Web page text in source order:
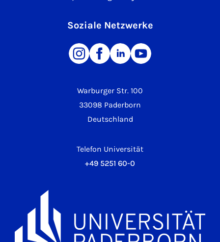
Warburger Str. 100
33098 Paderborn
Deutschland
Telefon Universität
+49 5251 60-0
Soziale Netzwerke